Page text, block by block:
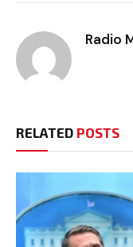
Radio
RELATED POSTS